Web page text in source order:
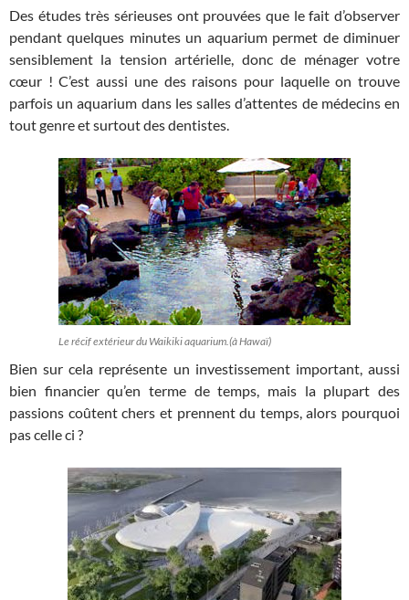
Des études très sérieuses ont prouvées que le fait d’observer
pendant quelques minutes un aquarium permet de diminuer
sensiblement la tension artérielle, donc de ménager votre
cœur ! C’est aussi une des raisons pour laquelle on trouve
parfois un aquarium dans les salles d’attentes de médecins en
tout genre et surtout des dentistes.
Le récif extérieur du Waikiki aquarium.(à Hawaï)
Bien sur cela représente un investissement important, aussi
bien financier qu’en terme de temps, mais la plupart des
passions coûtent chers et prennent du temps, alors pourquoi
pas celle ci ?